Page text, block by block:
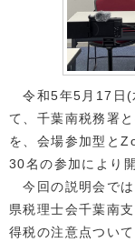
令和5年5月17日(
て、千葉南税務署
を、会場参加型と
30名の参加により
今回の説明会では
県税理士会千葉南
得税の注意点つい